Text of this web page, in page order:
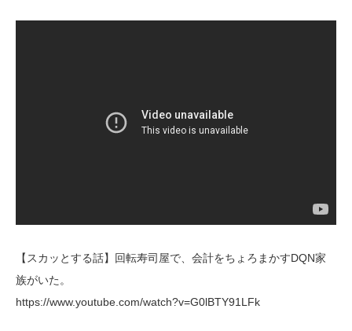
【スカッとする話】回転寿司屋で、会計をちょろまかすDQN家
族がいた。
https://www.youtube.com/watch?v=G0lBTY91LFk